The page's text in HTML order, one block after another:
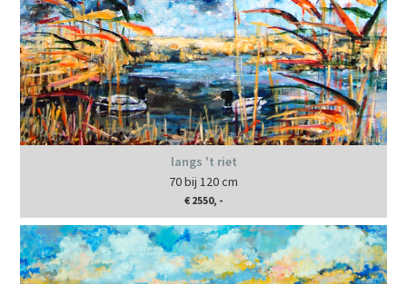
langs 't riet
70 bij 120 cm
€ 2550, -